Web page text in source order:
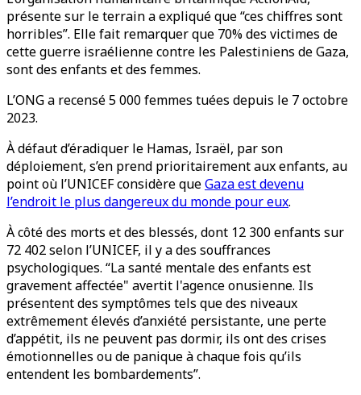
présente sur le terrain a expliqué que “ces chiffres sont
horribles”. Elle fait remarquer que 70% des victimes de
cette guerre israélienne contre les Palestiniens de Gaza,
sont des enfants et des femmes.
L’ONG a recensé 5 000 femmes tuées depuis le 7 octobre
2023.
À défaut d’éradiquer le Hamas, Israël, par son
déploiement, s’en prend prioritairement aux enfants, au
point où l’UNICEF considère queGaza est devenu
l’endroit le plus dangereux du monde pour eux.
À côté des morts et des blessés, dont 12 300 enfants sur
72 402 selon l’UNICEF, il y a des souffrances
psychologiques. “La santé mentale des enfants est
gravement affectée" avertit l'agence onusienne. Ils
présentent des symptômes tels que des niveaux
extrêmement élevés d’anxiété persistante, une perte
d’appétit, ils ne peuvent pas dormir, ils ont des crises
émotionnelles ou de panique à chaque fois qu’ils
entendent les bombardements”.